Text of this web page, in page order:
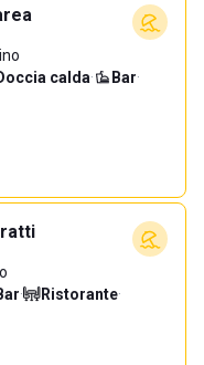
calda· Bar·
· Ristorante·